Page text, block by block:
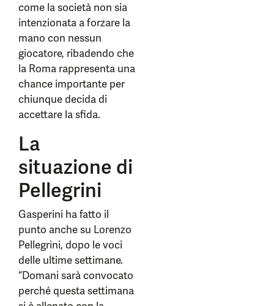
come la società non sia
intenzionata a forzare la
mano con nessun
giocatore, ribadendo che
la Roma rappresenta una
chance importante per
chiunque decida di
accettare la sfida.
La
situazione di
Pellegrini
Gasperini ha fatto il
punto anche su Lorenzo
Pellegrini, dopo le voci
delle ultime settimane.
“Domani sarà convocato
perché questa settimana